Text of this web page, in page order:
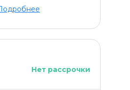
Нет рассрочки